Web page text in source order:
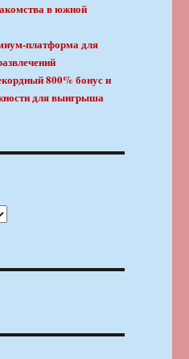
в южной
платформа для
800% бонус и
для выигрыша